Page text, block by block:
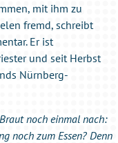
mit ihm zu
fremd, schreibt
Er ist
und seit Herbst
Nürnberg-
noch einmal nach:
noch zum Essen? Denn